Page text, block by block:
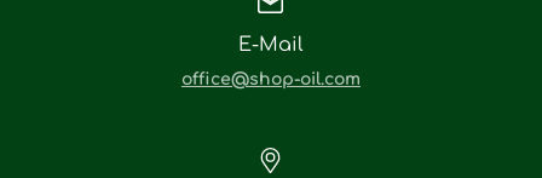
E-Mail
office@shop-oil.com